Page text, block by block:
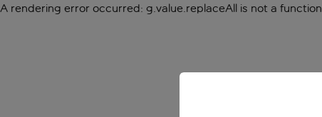
A rendering error occurred: g.value.replaceAll is not a function